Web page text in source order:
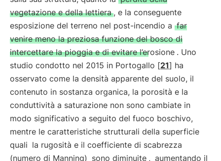
vegetazione e della lettiera , e la conseguente
esposizione del terreno nel post-incendio a far
venire meno la preziosa funzione del bosco di
intercettare la pioggia e di evitare l’erosione . Uno
studio condotto nel 2015 in Portogallo [21] ha
osservato come la densità apparente del suolo, il
contenuto in sostanza organica, la porosità e la
conduttività a saturazione non sono cambiate in
modo significativo a seguito del fuoco boschivo,
mentre le caratteristiche strutturali della superficie
quali la rugosità e il coefficiente di scabrezza
(numero di Manning) sono diminuite , aumentando il